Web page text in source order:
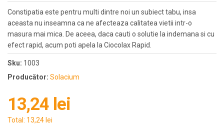
Constipatia este pentru multi dintre noi un subiect tabu, insa
aceasta nu inseamna ca ne afecteaza calitatea vietii intr-o
masura mai mica. De aceea, daca cauti o solutie la indemana si cu
efect rapid, acum poti apela la Ciocolax Rapid.
Sku: 1003
Producător: Solacium
13,24 lei
Total: 13,24 lei